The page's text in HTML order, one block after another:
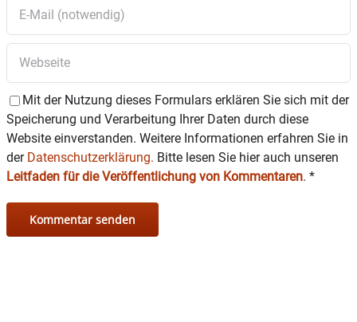
Mit der Nutzung dieses Formulars erklären Sie sich mit der
Speicherung und Verarbeitung Ihrer Daten durch diese
Website einverstanden. Weitere Informationen erfahren Sie in
der Datenschutzerklärung. Bitte lesen Sie hier auch unseren
Leitfaden für die Veröffentlichung von Kommentaren. *